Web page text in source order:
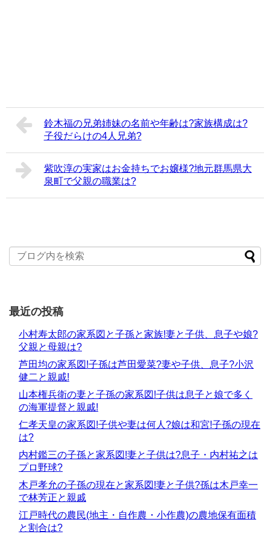
鈴木福の兄弟姉妹の名前や年齢は?家族構成は?
子役だらけの4人兄弟?
紫吹淳の実家はお金持ちでお嬢様?地元群馬県大
泉町で父親の職業は?
最近の投稿
小村寿太郎の家系図と子孫と家族!妻と子供、息子や娘?
父親と母親は?
芦田均の家系図!子孫は芦田愛菜?妻や子供、息子?小沢
健二と親戚!
山本権兵衛の妻と子孫の家系図!子供は息子と娘で多く
の海軍提督と親戚!
仁孝天皇の家系図!子供や妻は何人?娘は和宮!子孫の現在
は?
内村鑑三の子孫と家系図!妻と子供は?息子・内村祐之は
プロ野球?
木戸孝允の子孫の現在と家系図!妻と子供?孫は木戸幸一
で林芳正と親戚
江戸時代の農民(地主・自作農・小作農)の農地保有面積
と割合は?